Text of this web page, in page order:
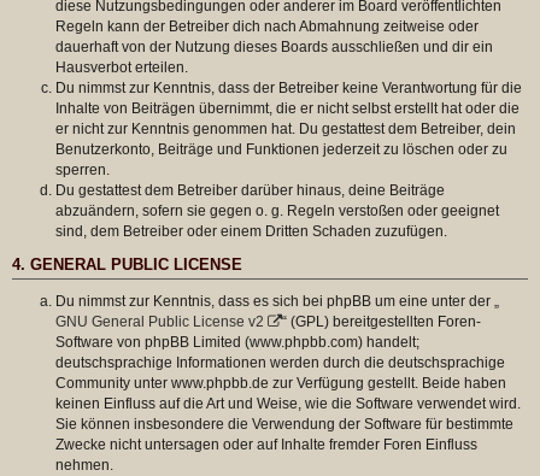
diese Nutzungsbedingungen oder anderer im Board veröffentlichten
Regeln kann der Betreiber dich nach Abmahnung zeitweise oder
dauerhaft von der Nutzung dieses Boards ausschließen und dir ein
Hausverbot erteilen.
Du nimmst zur Kenntnis, dass der Betreiber keine Verantwortung für die
Inhalte von Beiträgen übernimmt, die er nicht selbst erstellt hat oder die
er nicht zur Kenntnis genommen hat. Du gestattest dem Betreiber, dein
Benutzerkonto, Beiträge und Funktionen jederzeit zu löschen oder zu
sperren.
Du gestattest dem Betreiber darüber hinaus, deine Beiträge
abzuändern, sofern sie gegen o. g. Regeln verstoßen oder geeignet
sind, dem Betreiber oder einem Dritten Schaden zuzufügen.
4. GENERAL PUBLIC LICENSE
Du nimmst zur Kenntnis, dass es sich bei phpBB um eine unter der „
GNU General Public License v2
“ (GPL) bereitgestellten Foren-
Software von phpBB Limited (www.phpbb.com) handelt;
deutschsprachige Informationen werden durch die deutschsprachige
Community unter www.phpbb.de zur Verfügung gestellt. Beide haben
keinen Einfluss auf die Art und Weise, wie die Software verwendet wird.
Sie können insbesondere die Verwendung der Software für bestimmte
Zwecke nicht untersagen oder auf Inhalte fremder Foren Einfluss
nehmen.